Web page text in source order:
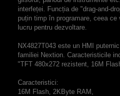
interfeței. Funcția de "drag-and-
puțin timp în programare, ceea
lucru pentru dezvoltare.
NX4827T043 este un HMI
familiei Nextion. Caracteristicile
"TFT 480x272 rezistent, 16M
Caracteristici:
16M Flash, 2KByte RAM,